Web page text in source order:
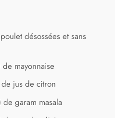
désossées et sans
mayonnaise
jus de citron
garam masala